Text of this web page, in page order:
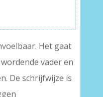
Het gaat
vader en
De schrijfwijze is